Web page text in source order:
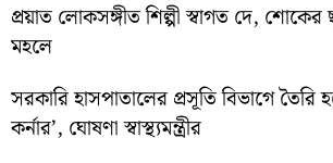
প্রয়াত লোকসঙ্গীত শিল্পী স্বাগত দে, শোকের
মহলে
সরকারি হাসপাতালের প্রসূতি বিভাগে তৈরি
কর্নার’, ঘোষণা স্বাস্থ্যমন্ত্রীর